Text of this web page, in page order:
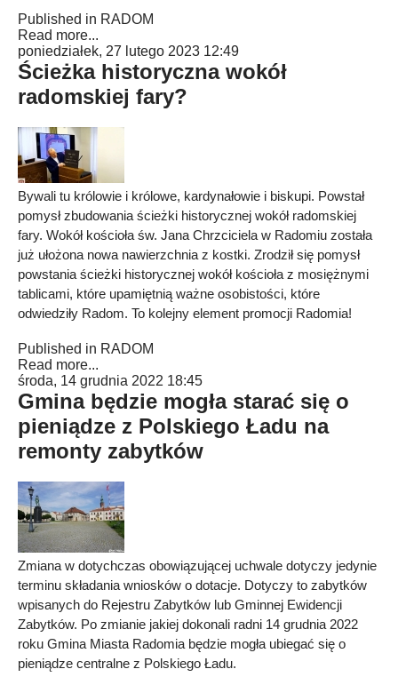
Published in RADOM
Read more...
poniedziałek, 27 lutego 2023 12:49
Ścieżka historyczna wokół
radomskiej fary?
Bywali tu królowie i królowe, kardynałowie i biskupi. Powstał
pomysł zbudowania ścieżki historycznej wokół radomskiej
fary. Wokół kościoła św. Jana Chrzciciela w Radomiu została
już ułożona nowa nawierzchnia z kostki. Zrodził się pomysł
powstania ścieżki historycznej wokół kościoła z mosiężnymi
tablicami, które upamiętnią ważne osobistości, które
odwiedziły Radom. To kolejny element promocji Radomia!
Published in RADOM
Read more...
środa, 14 grudnia 2022 18:45
Gmina będzie mogła starać się o
pieniądze z Polskiego Ładu na
remonty zabytków
Zmiana w dotychczas obowiązującej uchwale dotyczy jedynie
terminu składania wniosków o dotacje. Dotyczy to zabytków
wpisanych do Rejestru Zabytków lub Gminnej Ewidencji
Zabytków. Po zmianie jakiej dokonali radni 14 grudnia 2022
roku Gmina Miasta Radomia będzie mogła ubiegać się o
pieniądze centralne z Polskiego Ładu.